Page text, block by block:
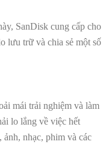
SanDisk cung cấp cho
lưu trữ và chia sẻ một số
mái trải nghiệm và làm
lo lắng về việc hết
nhạc, phim và các